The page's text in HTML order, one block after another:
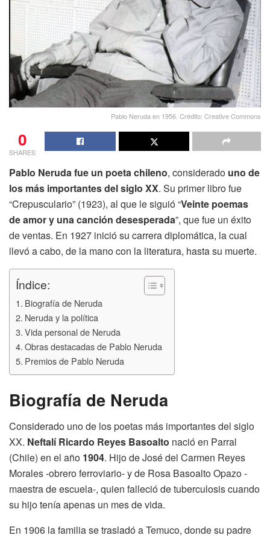
Pablo Neruda en 1956. Crédito: Creative Commons
0
SHARES
Pablo Neruda fue un poeta chileno, considerado uno de
los más importantes del siglo XX. Su primer libro fue
“Crepusculario” (1923), al que le siguió “Veinte poemas
de amor y una canción desesperada”, que fue un éxito
de ventas. En 1927 inició su carrera diplomática, la cual
llevó a cabo, de la mano con la literatura, hasta su muerte.
Índice:
Biografía de Neruda
Neruda y la política
Vida personal de Neruda
Obras destacadas de Pablo Neruda
Premios de Pablo Neruda
Biografía de Neruda
Considerado uno de los poetas más importantes del siglo
XX. Neftalí Ricardo Reyes Basoalto nació en Parral
(Chile) en el año 1904. Hijo de José del Carmen Reyes
Morales -obrero ferroviario- y de Rosa Basoalto Opazo -
maestra de escuela-, quien falleció de tuberculosis cuando
su hijo tenía apenas un mes de vida.
En 1906 la familia se trasladó a Temuco, donde su padre